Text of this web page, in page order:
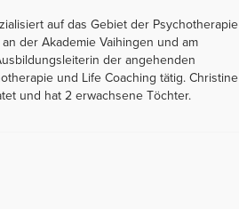
auf das Gebiet der Psychotherapie
der Akademie Vaihingen und am
der angehenden
und Life Coaching tätig. Christine
und hat 2 erwachsene Töchter.